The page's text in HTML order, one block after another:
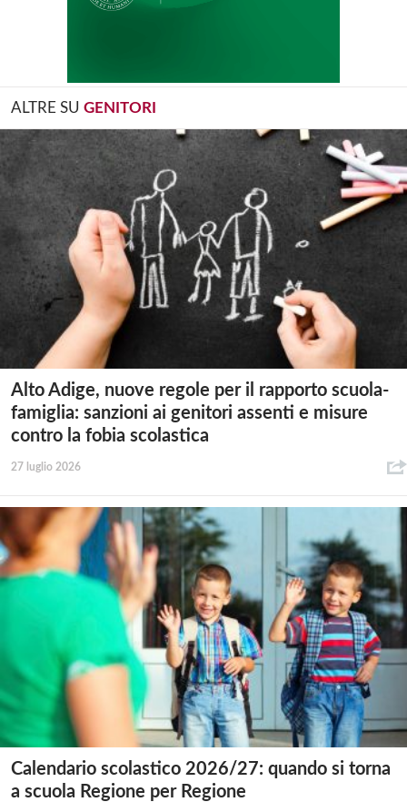
ALTRE SU GENITORI
Alto Adige, nuove regole per il rapporto scuola-
famiglia: sanzioni ai genitori assenti e misure
contro la fobia scolastica
27 luglio 2026
Calendario scolastico 2026/27: quando si torna
a scuola Regione per Regione